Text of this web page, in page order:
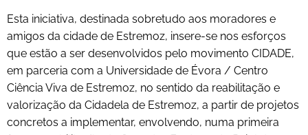
Esta iniciativa, destinada sobretudo aos moradores e
amigos da cidade de Estremoz, insere-se nos esforços
que estão a ser desenvolvidos pelo movimento CIDADE,
em parceria com a Universidade de Évora / Centro
Ciência Viva de Estremoz, no sentido da reabilitação e
valorização da Cidadela de Estremoz, a partir de projetos
concretos a implementar, envolvendo, numa primeira